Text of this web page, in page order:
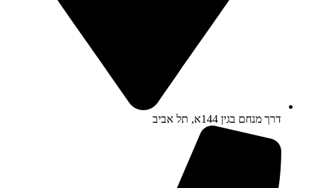
דרך מנחם בגין 144א, תל אביב